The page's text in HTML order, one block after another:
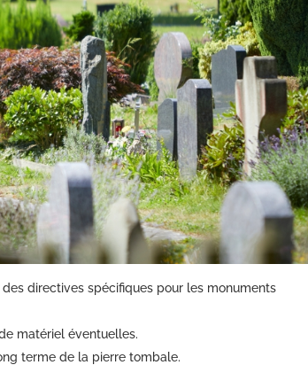
directives spécifiques pour les monuments
matériel éventuelles.
terme de la pierre tombale.